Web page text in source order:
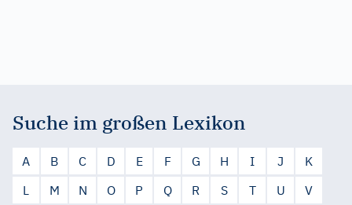
Suche im großen Lexikon
A B C D E F G H I J
K
L
M N O P Q R S T U
V